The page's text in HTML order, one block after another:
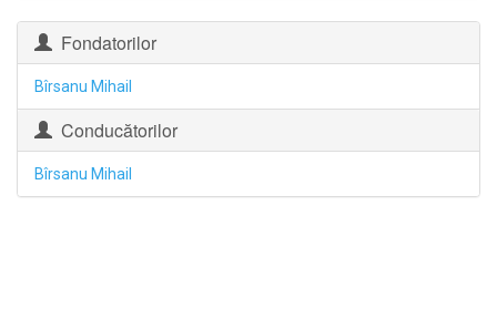
Fondatorilor
Bîrsanu Mihail
Conducătorilor
Bîrsanu Mihail